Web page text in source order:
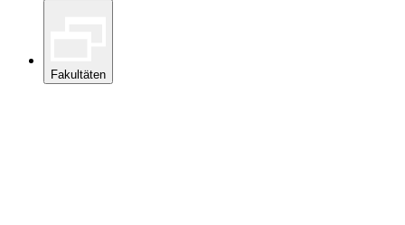
Fakultäten